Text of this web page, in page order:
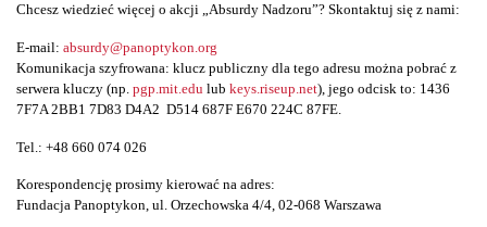
Chcesz wiedzieć więcej o akcji „Absurdy Nadzoru”? Skontaktuj się z nami:
E-mail: absurdy@panoptykon.org
Komunikacja szyfrowana: klucz publiczny dla tego adresu można pobrać z
serwera kluczy (np. pgp.mit.edu lub keys.riseup.net), jego odcisk to: 1436
7F7A 2BB1 7D83 D4A2 D514 687F E670 224C 87FE.
Tel.: +48 660 074 026
Korespondencję prosimy kierować na adres:
Fundacja Panoptykon, ul. Orzechowska 4/4, 02-068 Warszawa